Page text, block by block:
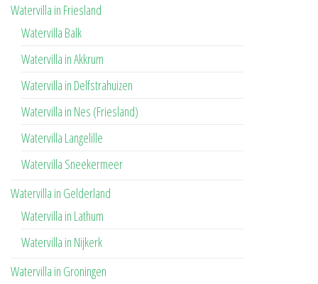
Watervilla in Friesland
Watervilla Balk
Watervilla in Akkrum
Watervilla in Delfstrahuizen
Watervilla in Nes (Friesland)
Watervilla Langelille
Watervilla Sneekermeer
Watervilla in Gelderland
Watervilla in Lathum
Watervilla in Nijkerk
Watervilla in Groningen